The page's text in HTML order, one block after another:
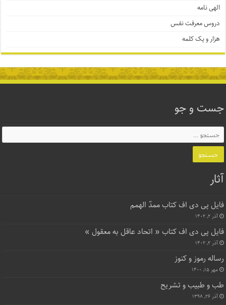
الهی نامه
دروس معرفت نفس
هزار و یک کلمه
جست و جو
آثار
فایل پی دی اف کتاب ممدّ الهمم
آذر ۲, ۱۴۰۲
فایل پی دی اف کتاب « اتحاد عاقل به معقول »
آذر ۲, ۱۴۰۲
رساله رموز و کنوز
مهر ۱۵, ۱۴۰۰
طب و طبیب و تشریح
آذر ۲۶, ۱۳۹۸